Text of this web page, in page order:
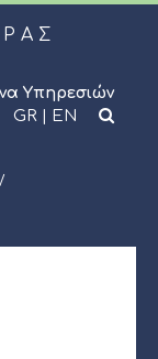
Υπηρεσιών
GR | EN
/